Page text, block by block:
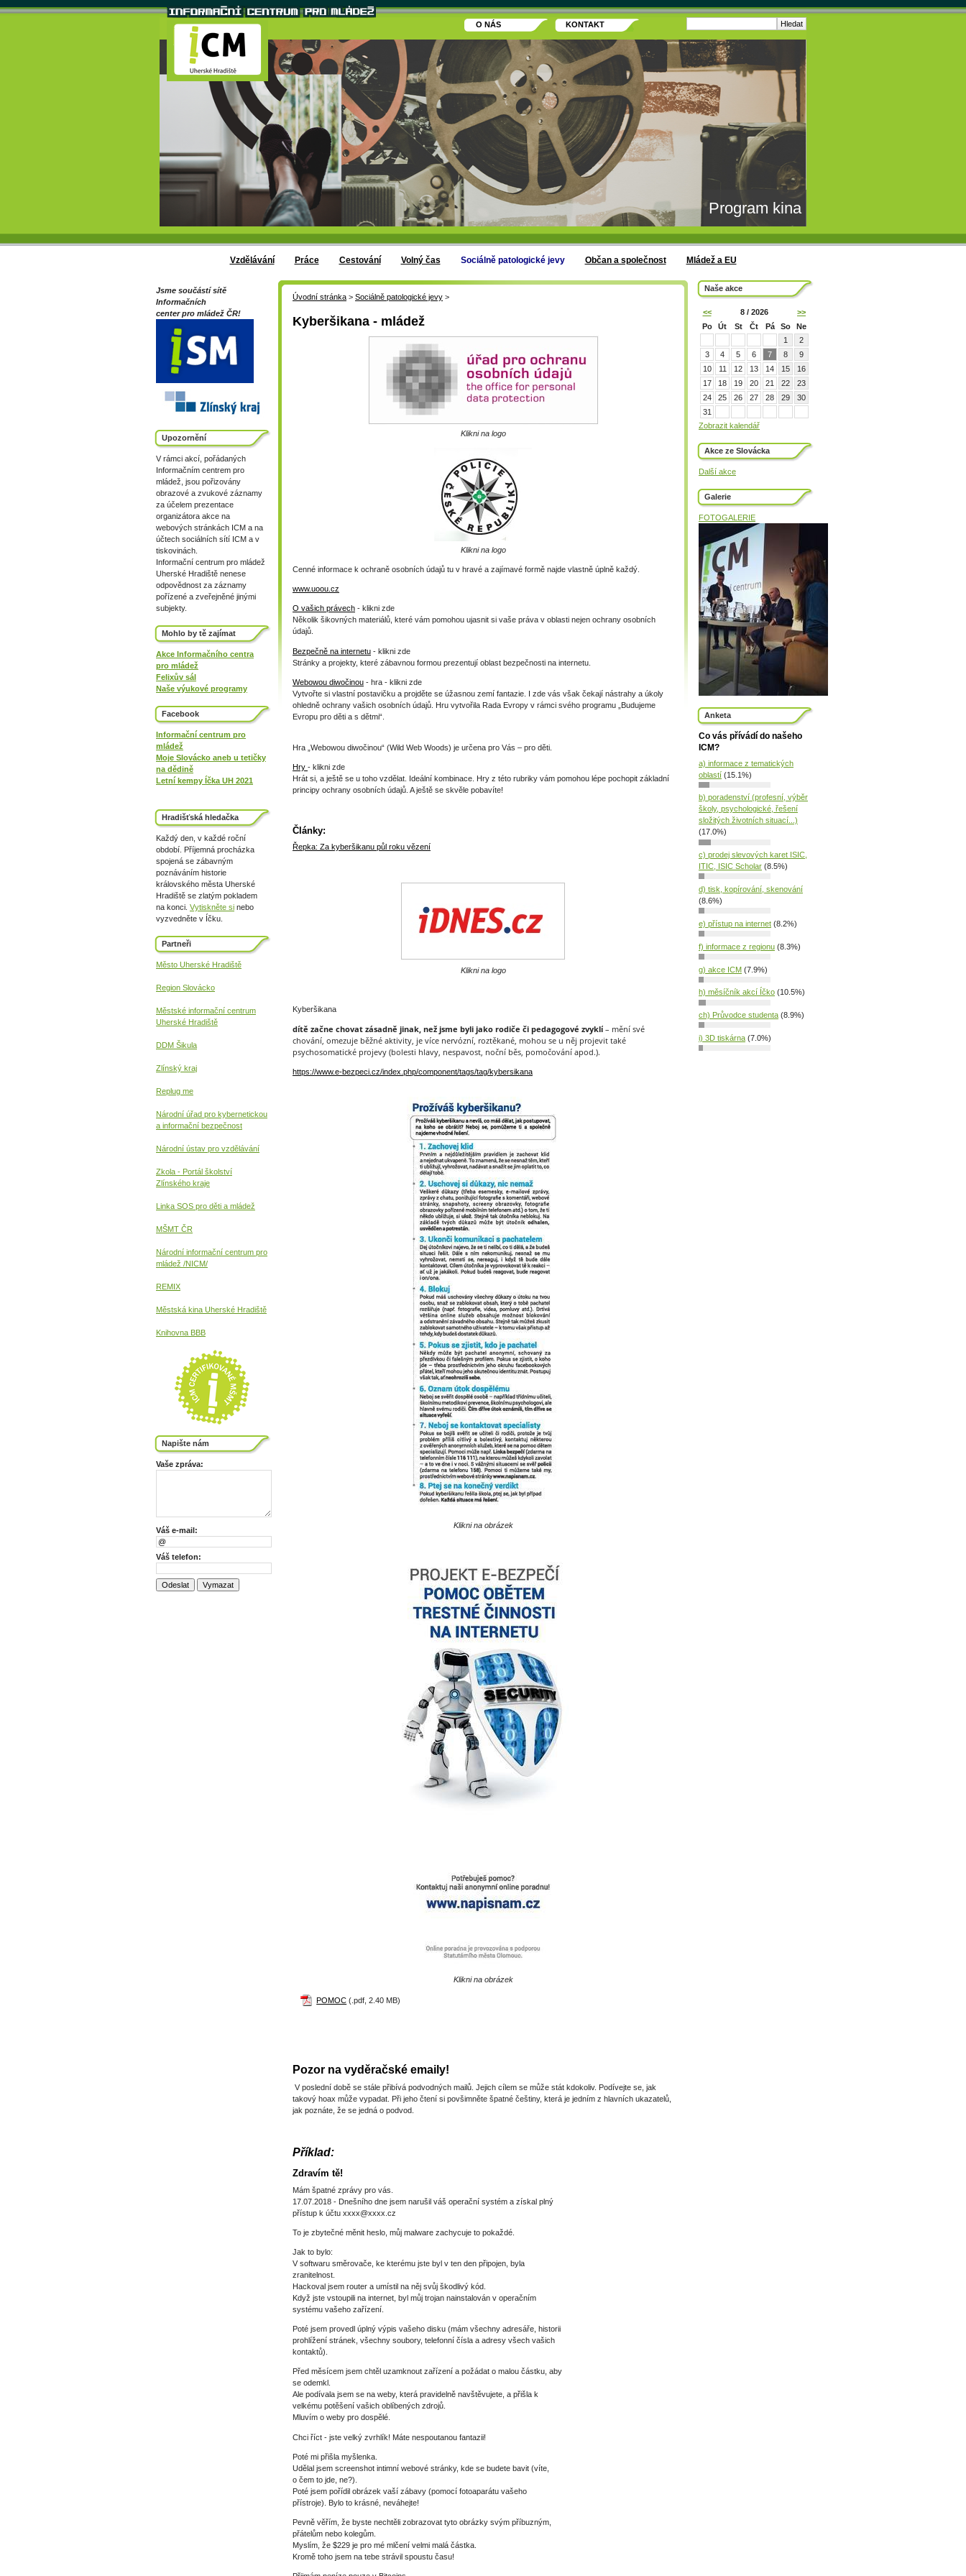
O NÁS KONTAKT
Program kina
Vzdělávání Práce Cestování Volný čas Sociálně patologické jevy Občan a společnost Mládež a EU
Naše akce
<< 8 / 2026
>>
Po
Út St Čt Pá So
Ne
1
2
3
4 5 6 7 8
9
10
11 12 13 14 15
16
17
18 19 20 21 22
23
24
25 26 27 28 29
30
31
Zobrazit kalendář
Akce ze Slovácka
Další akce
Galerie
FOTOGALERIE
Anketa
Co vás přívádí do našeho
ICM?
a) informace z tematických
oblastí (15.1%)
b) poradenství (profesní, výběr
školy, psychologické, řešení
složitých životních situací...)
(17.0%)
c) prodej slevových karet ISIC,
ITIC, ISIC Scholar (8.5%)
d) tisk, kopírování, skenování
(8.6%)
e) přístup na internet (8.2%)
f) informace z regionu (8.3%)
g) akce ICM (7.9%)
h) měsíčník akcí Íčko (10.5%)
ch) Průvodce studenta (8.9%)
i) 3D tiskárna (7.0%)
Jsme součástí sítě
Informačních
center pro mládež ČR!
Upozornění
V rámci akcí, pořádaných
Informačním centrem pro
mládež, jsou pořizovány
obrazové a zvukové záznamy
za účelem prezentace
organizátora akce na
webových stránkách ICM a na
účtech sociálních sítí ICM a v
tiskovinách.
Informační centrum pro mládež
Uherské Hradiště nenese
odpovědnost za záznamy
pořízené a zveřejněné jinými
subjekty.
Mohlo by tě zajímat
Akce Informačního centra
pro mládež
Felixův sál
Naše výukové programy
Facebook
Informační centrum pro
mládež
Moje Slovácko aneb u tetičky
na dědině
Letní kempy Íčka UH 2021
Hradišťská hledačka
Každý den, v každé roční
období. Příjemná procházka
spojená se zábavným
poznáváním historie
královského města Uherské
Hradiště se zlatým pokladem
na konci. Vytiskněte si nebo
vyzvedněte v Íčku.
Partneři
Město Uherské Hradiště
Region Slovácko
Městské informační centrum
Uherské Hradiště
DDM Šikula
Zlínský kraj
Replug me
Národní úřad pro kybernetickou
a informační bezpečnost
Národní ústav pro vzdělávání
Zkola - Portál školství
Zlínského kraje
Linka SOS pro děti a mládež
MŠMT ČR
Národní informační centrum pro
mládež /NICM/
REMIX
Městská kina Uherské Hradiště
Knihovna BBB
Napište nám
Vaše zpráva:
Váš e-mail:
Váš telefon:
Úvodní stránka > Sociálně patologické jevy >
Kyberšikana - mládež
Klikni na logo
Klikni na logo
Cenné informace k ochraně osobních údajů tu v hravé a zajímavé formě najde vlastně úplně každý.
www.uoou.cz
O vašich právech - klikni zde
Několik šikovných materiálů, které vám pomohou ujasnit si vaše práva v oblasti nejen ochrany osobních
údajů.
Bezpečně na internetu - klikni zde
Stránky a projekty, které zábavnou formou prezentují oblast bezpečnosti na internetu.
Webowou diwočinou - hra - klikni zde
Vytvořte si vlastní postavičku a projděte se úžasnou zemí fantazie. I zde vás však čekají nástrahy a úkoly
ohledně ochrany vašich osobních údajů. Hru vytvořila Rada Evropy v rámci svého programu „Budujeme
Evropu pro děti a s dětmi“.
Hra „Webowou diwočinou“ (Wild Web Woods) je určena pro Vás – pro děti.
Hry - klikni zde
Hrát si, a ještě se u toho vzdělat. Ideální kombinace. Hry z této rubriky vám pomohou lépe pochopit základní
principy ochrany osobních údajů. A ještě se skvěle pobavíte!
Články:
Řepka: Za kyberšikanu půl roku vězení
Klikni na logo
Kyberšikana
dítě začne chovat zásadně jinak, než jsme byli jako rodiče či pedagogové zvyklí – mění své
chování, omezuje běžné aktivity, je více nervózní, roztěkané, mohou se u něj projevit také
psychosomatické projevy (bolesti hlavy, nespavost, noční běs, pomočování apod.).
https://www.e-bezpeci.cz/index.php/component/tags/tag/kybersikana
Klikni na obrázek
Klikni na obrázek
POMOC (.pdf, 2.40 MB)
Pozor na vyděračské emaily!
V poslední době se stále přibívá podvodných mailů. Jejich cílem se může stát kdokoliv. Podívejte se, jak
takový hoax může vypadat. Při jeho čtení si povšimněte špatné češtiny, která je jedním z hlavních ukazatelů,
jak poznáte, že se jedná o podvod.
Příklad:
Zdravím tě!
Mám špatné zprávy pro vás.
17.07.2018 - Dnešního dne jsem narušil váš operační systém a získal plný
přístup k účtu xxxx@xxxx.cz
To je zbytečné měnit heslo, můj malware zachycuje to pokaždé.
Jak to bylo:
V softwaru směrovače, ke kterému jste byl v ten den připojen, byla
zranitelnost.
Hackoval jsem router a umístil na něj svůj škodlivý kód.
Když jste vstoupili na internet, byl můj trojan nainstalován v operačním
systému vašeho zařízení.
Poté jsem provedl úplný výpis vašeho disku (mám všechny adresáře, historii
prohlížení stránek, všechny soubory, telefonní čísla a adresy všech vašich
kontaktů).
Před měsícem jsem chtěl uzamknout zařízení a požádat o malou částku, aby
se odemkl.
Ale podívala jsem se na weby, která pravidelně navštěvujete, a přišla k
velkému potěšení vašich oblíbených zdrojů.
Mluvím o weby pro dospělé.
Chci říct - jste velký zvrhlík! Máte nespoutanou fantazii!
Poté mi přišla myšlenka.
Udělal jsem screenshot intimní webové stránky, kde se budete bavit (víte,
o čem to jde, ne?).
Poté jsem pořídil obrázek vaší zábavy (pomocí fotoaparátu vašeho
přístroje). Bylo to krásné, neváhejte!
Pevně věřím, že byste nechtěli zobrazovat tyto obrázky svým příbuzným,
přátelům nebo kolegům.
Myslím, že $229 je pro mé mlčení velmi malá částka.
Kromě toho jsem na tebe strávil spoustu času!